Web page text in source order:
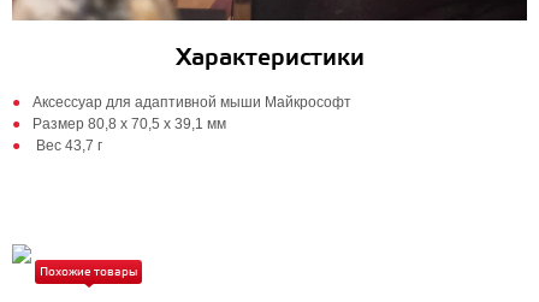
Характеристики
Аксессуар для адаптивной мыши Майкрософт
Размер 80,8 х 70,5 х 39,1 мм
Вес 43,7 г
Похожие товары